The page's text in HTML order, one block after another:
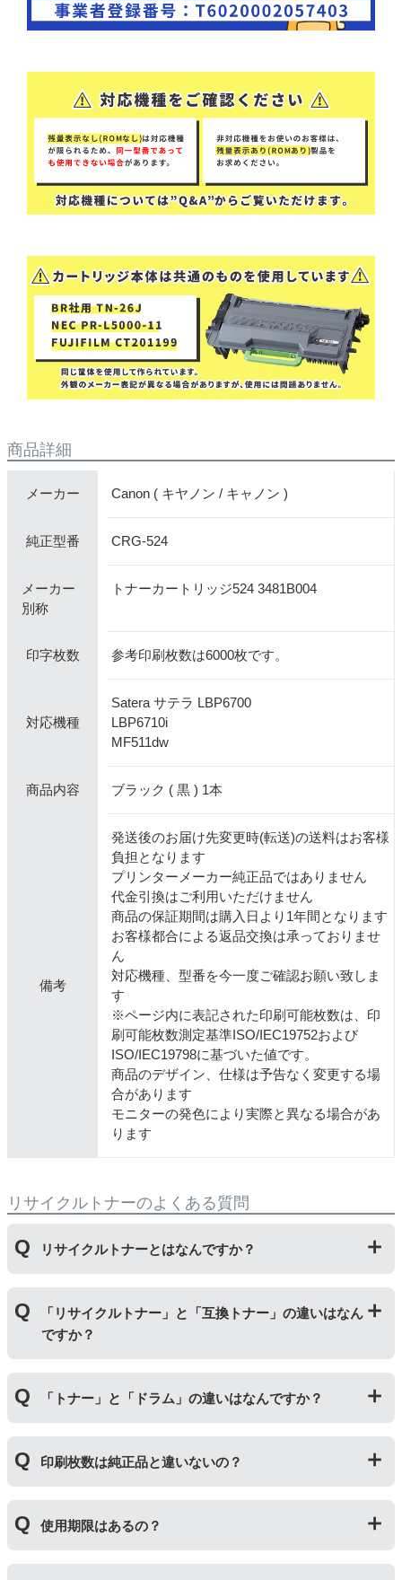
商品詳細
メーカー Canon ( キヤノン / キャノン )
純正型番 CRG-524
メーカー
別称
トナーカートリッジ524 3481B004
印字枚数 参考印刷枚数は6000枚です。
対応機種
Satera サテラ LBP6700
LBP6710i
MF511dw
商品内容 ブラック ( 黒 ) 1本
備考
発送後のお届け先変更時(転送)の送料はお客様
負担となります
プリンターメーカー純正品ではありません
代金引換はご利用いただけません
商品の保証期間は購入日より1年間となります
お客様都合による返品交換は承っておりませ
ん
対応機種、型番を今一度ご確認お願い致しま
す
※ページ内に表記された印刷可能枚数は、印
刷可能枚数測定基準ISO/IEC19752および
ISO/IEC19798に基づいた値です。
商品のデザイン、仕様は予告なく変更する場
合があります
モニターの発色により実際と異なる場合があ
ります
リサイクルトナーのよくある質問
リサイクルトナーとはなんですか？
にて洗浄やトナー(粉)充填をしたうえで、再度販売して
いる商品です。
純正品に比べて、印刷代を節約することができます。
「リサイクルトナー」と「互換トナー」の違いはなん
ですか？
ッジを国内で1本づつ丁寧に製造しているため、比較的
不具合の起きにくい商品です。
「互換トナー」は純正品を模して製造された大量生産さ
れた商品のため、お求めやすい価格になっております。
「トナー」と「ドラム」の違いはなんですか？
ートリッジのことです。「ドラム(感光体ユニット)」は
トナーを用紙に写すためのもので、トナーカートリッジ
の器にあたる部分になります。
トナーとドラムはそれぞれ印字できる枚数が異なってい
により使用できなくなった場合は、必ず分離してから新
印刷枚数は純正品と違いないの？
一部型番は、純正品より多く印刷が可能なエコッテオリ
ジナルの【特別増量版】もございます。
使用期限はあるの？